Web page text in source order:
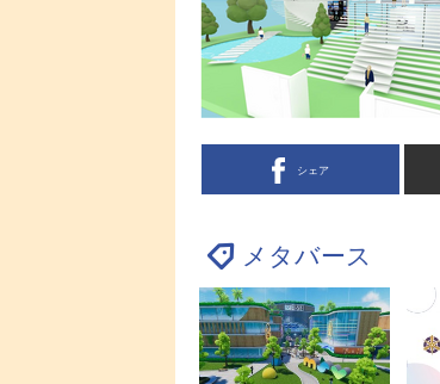
シェア
メタバース